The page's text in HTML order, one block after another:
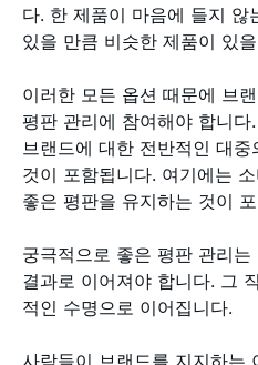
다. 한 제품이 마음에 들지 않
있을 만큼 비슷한 제품이 있
이러한 모든 옵션 때문에 브
평판 관리에 참여해야 합니
브랜드에 대한 전반적인 대
것이 포함됩니다. 여기에는
좋은 평판을 유지하는 것이
궁극적으로 좋은 평판 관리
결과로 이어져야 합니다. 그
적인 수명으로 이어집니다.
사람들이 브랜드를 지지하는